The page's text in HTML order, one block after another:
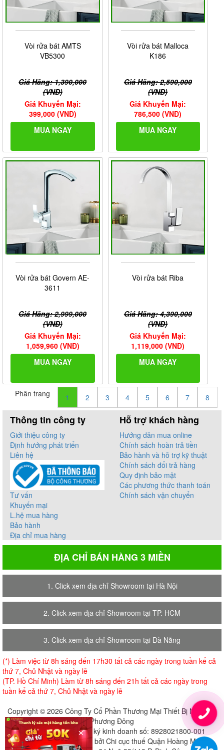
Vòi rửa bát AMTS
VB5300
Giá Hãng: 1,390,000
(VNĐ)
Giá Khuyến Mại:
399,000 (VNĐ)
MUA NGAY
Vòi rửa bát Malloca
K186
Giá Hãng: 2,590,000
(VNĐ)
Giá Khuyến Mại:
786,500 (VNĐ)
MUA NGAY
Vòi rửa bát Govern AE-
3611
Giá Hãng: 2,999,000
(VNĐ)
Giá Khuyến Mại:
1,059,960 (VNĐ)
MUA NGAY
Vòi rửa bát Riba
Giá Hãng: 4,390,000
(VNĐ)
Giá Khuyến Mại:
1,119,000 (VNĐ)
MUA NGAY
Phân trang 1 2 3 4 5 6 7 8
Thông tin công ty
Giới thiệu công ty
Định hướng phát triển
Liên hệ
Tư vấn
Khuyến mại
L.hệ mua hàng
Bảo hành
Địa chỉ mua hàng
Hỗ trợ khách hàng
Hướng dẫn mua online
Chính sách hoàn trả tiền
Bảo hành và hỗ trợ kỹ thuật
Chính sách đổi trả hàng
Quy định bảo mật
Các phương thức thanh toán
Chính sách vận chuyển
ĐỊA CHỈ BÁN HÀNG 3 MIỀN
1. Click xem địa chỉ Showroom tại Hà Nội
2. Click xem địa chỉ Showroom tại TP. HCM
3. Click xem địa chỉ Showroom tại Đà Nẵng
(*) Làm việc từ 8h sáng đến 17h30 tất cả các ngày trong tuần kể cả
thứ 7, Chủ Nhật và ngày lễ
(TP. Hồ Chí Minh) Làm từ 8h sáng đến 21h tất cả các ngày trong
tuần kể cả thứ 7, Chủ Nhật và ngày lễ
Copyright © 2026 Công Ty Cổ Phần Thương Mại Thiết Bị Nội Thất
Phương Đông
Giấy chứng nhận đăng ký kinh doanh số: 8928021800-001
Cấp ngày 18-07-2018 bởi Chi cục thuế Quận Hoàng Mai
×